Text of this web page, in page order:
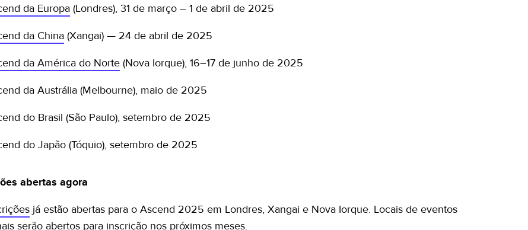
da Europa (Londres), 31 de março – 1 de abril de 2025
da China (Xangai) — 24 de abril de 2025
da América do Norte (Nova Iorque), 16–17 de junho de 2025
da Austrália (Melbourne), maio de 2025
do Brasil (São Paulo), setembro de 2025
do Japão (Tóquio), setembro de 2025
abertas agora
já estão abertas para o Ascend 2025 em Londres, Xangai e Nova Iorque. Locais de eventos
serão abertos para inscrição nos próximos meses.